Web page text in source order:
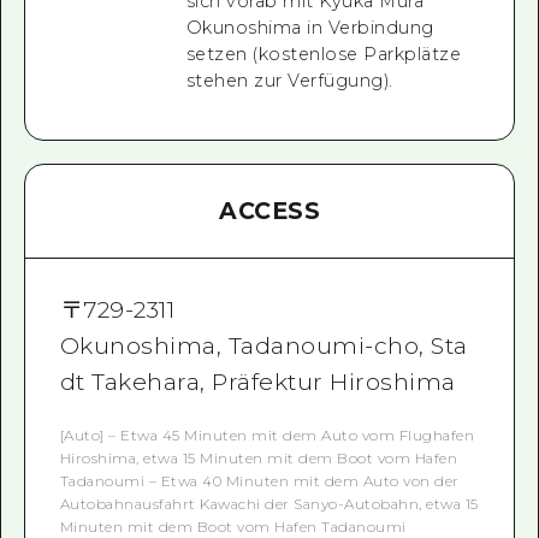
Okunoshima in Verbindung
setzen (kostenlose Parkplätze
stehen zur Verfügung).
ACCESS
〒729-2311
Okunoshima, Tadanoumi-cho, Sta
dt Takehara, Präfektur Hiroshima
[Auto] – Etwa 45 Minuten mit dem Auto vom Flughafen
Hiroshima, etwa 15 Minuten mit dem Boot vom Hafen
Tadanoumi – Etwa 40 Minuten mit dem Auto von der
Autobahnausfahrt Kawachi der Sanyo-Autobahn, etwa 15
Minuten mit dem Boot vom Hafen Tadanoumi